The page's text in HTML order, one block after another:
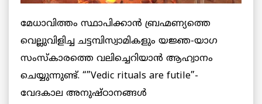
മേധാവിത്തം സ്ഥാപിക്കാന്‍ ബ്രഹ്മണ്യത്തെ
വെല്ലുവിളിച്ച ചട്ടമ്പിസ്വാമികളും യജ്ഞ-യാഗ
സംസ്‌കാരത്തെ വലിച്ചെറിയാന്‍ ആഹ്വാനം
ചെയ്യുന്നുണ്ട്. “”Vedic rituals are futile”-
വേദകാല അനുഷ്ഠാനങ്ങള്‍